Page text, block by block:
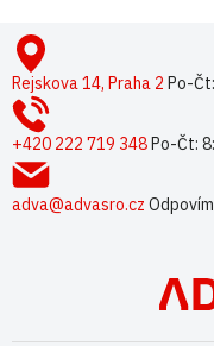
pRejskova 14, Praha 2 Po-
+420 222 719 348Po-Čt:
adva@advasro.cz